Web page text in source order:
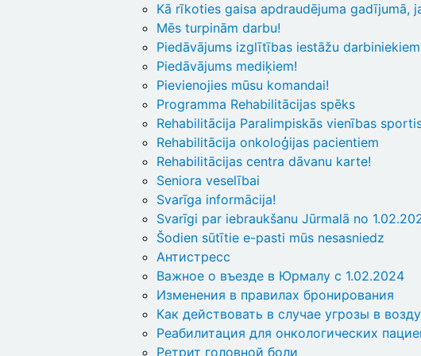
Kā rīkoties gaisa apdraudējuma gadījumā,
Mēs turpinām darbu!
Piedāvājums izglītības iestāžu darbiniekiem
Piedāvājums mediķiem!
Pievienojies mūsu komandai!
Programma Rehabilitācijas spēks
Rehabilitācija Paralimpiskās vienības
Rehabilitācija onkoloģijas pacientiem
Rehabilitācijas centra dāvanu karte!
Seniora veselībai
Svarīga informācija!
Svarīgi par iebraukšanu Jūrmalā no
Šodien sūtītie e-pasti mūs nesasniedz
Антистресс
Важное о въезде в Юрмалу с 1.02.2024
Изменения в правилах бронирования
Как действовать в случае угрозы в
Реабилитация для онкологических
Ретрит головной боли